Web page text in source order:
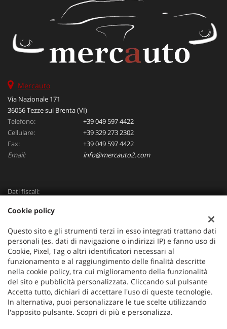
Mercauto
Via Nazionale 171
36056 Tezze sul Brenta (VI)
Telefono:
+39 049 597 4422
Cellulare:
+39 329 273 2302
Fax:
+39 049 597 4422
Email:
info@mercauto2.com
Dati fiscali:
Via Nazionale, 171 PD - 36056 Tezze sul Brenta
Registro delle imprese:PD
Cookie policy
Questo sito e gli strumenti terzi in esso integrati trattano dati
personali (es. dati di navigazione o indirizzi IP) e fanno uso di
Cookie, Pixel, Tag o altri identificatori necessari al
funzionamento e al raggiungimento delle finalità descritte
nella cookie policy, tra cui miglioramento della funzionalità
del sito e pubblicità personalizzata. Cliccando sul pulsante
Accetta tutto, dichiari di accettare l'uso di queste tecnologie.
In alternativa, puoi personalizzare le tue scelte utilizzando
l'apposito pulsante. Scopri di più e personalizza.